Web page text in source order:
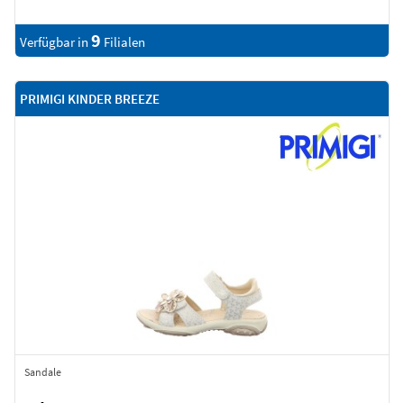
Verfügbar in 9 Filialen
PRIMIGI KINDER BREEZE
Sandale